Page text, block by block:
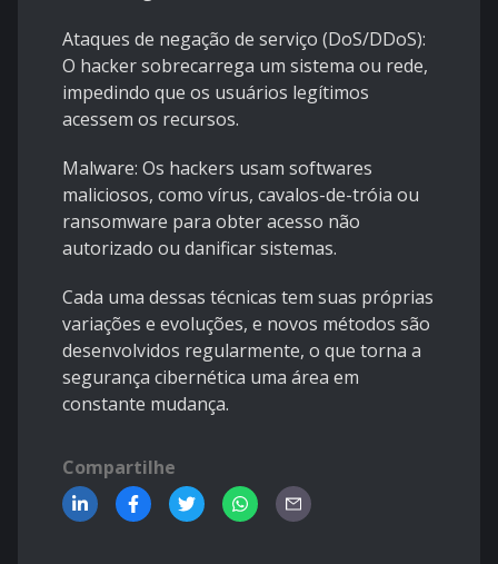
Ataques de negação de serviço (DoS/DDoS):
O hacker sobrecarrega um sistema ou rede,
impedindo que os usuários legítimos
acessem os recursos.
Malware: Os hackers usam softwares
maliciosos, como vírus, cavalos-de-tróia ou
ransomware para obter acesso não
autorizado ou danificar sistemas.
Cada uma dessas técnicas tem suas próprias
variações e evoluções, e novos métodos são
desenvolvidos regularmente, o que torna a
segurança cibernética uma área em
constante mudança.
Compartilhe